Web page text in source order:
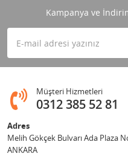
Kampanya ve
Müşteri Hizmetleri
0312 385 52 81
Adres
Melih Gökçek Bulvarı Ada Plaza
ANKARA